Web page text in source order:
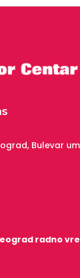
Bulevar
radno